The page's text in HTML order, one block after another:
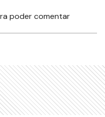
poder comentar